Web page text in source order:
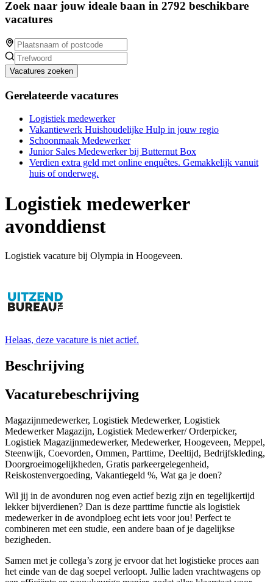
Zoek naar jouw ideale baan in 2792 beschikbare
vacatures
Vacatures zoeken
Gerelateerde vacatures
Logistiek medewerker
Vakantiewerk Huishoudelijke Hulp in jouw regio
Schoonmaak Medewerker
Junior Sales Medewerker bij Butternut Box
Verdien extra geld met online enquêtes. Gemakkelijk vanuit
huis of onderweg.
Logistiek medewerker
avonddienst
Logistiek vacature bij Olympia in Hoogeveen.
Helaas, deze vacature is niet actief.
Beschrijving
Vacaturebeschrijving
Magazijnmedewerker, Logistiek Medewerker, Logistiek
Medewerker Magazijn, Logistiek Medewerker/ Orderpicker,
Logistiek Magazijnmedewerker, Medewerker, Hoogeveen, Meppel,
Steenwijk, Coevorden, Ommen, Parttime, Deeltijd, Bedrijfskleding,
Doorgroeimogelijkheden, Gratis parkeergelegenheid,
Reiskostenvergoeding, Vakantiegeld %, Wat ga je doen?
Wil jij in de avonduren nog even actief bezig zijn en tegelijkertijd
lekker bijverdienen? Dan is deze parttime functie als logistiek
medewerker in de avondploeg echt iets voor jou! Perfect te
combineren met een studie, een andere baan of je dagelijkse
bezigheden.
Samen met je collega’s zorg je ervoor dat het logistieke proces aan
het einde van de dag soepel verloopt. Jullie laden vrachtwagens op